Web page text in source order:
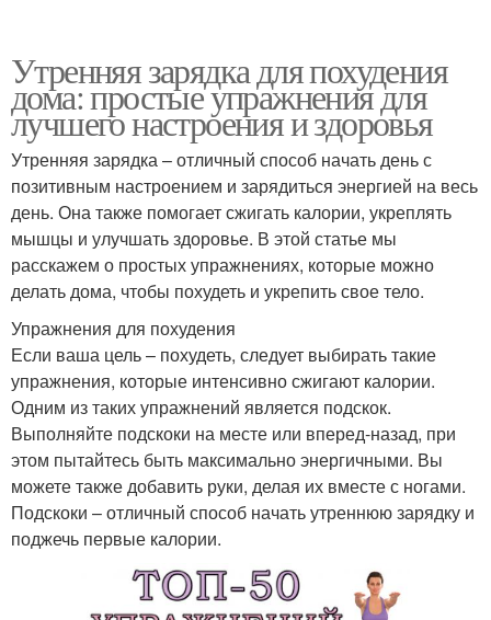
Утренняя зарядка для похудения
дома: простые упражнения для
лучшего настроения и здоровья
Утренняя зарядка – отличный способ начать день с
позитивным настроением и зарядиться энергией на весь
день. Она также помогает сжигать калории, укреплять
мышцы и улучшать здоровье. В этой статье мы
расскажем о простых упражнениях, которые можно
делать дома, чтобы похудеть и укрепить свое тело.
Упражнения для похудения
Если ваша цель – похудеть, следует выбирать такие
упражнения, которые интенсивно сжигают калории.
Одним из таких упражнений является подскок.
Выполняйте подскоки на месте или вперед-назад, при
этом пытайтесь быть максимально энергичными. Вы
можете также добавить руки, делая их вместе с ногами.
Подскоки – отличный способ начать утреннюю зарядку и
поджечь первые калории.